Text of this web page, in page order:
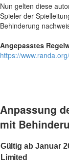
Nun gelten diese
Spieler der
Behinderung
Angepasstes
https://
Anpassung
mit
Gültig ab Januar
Limited